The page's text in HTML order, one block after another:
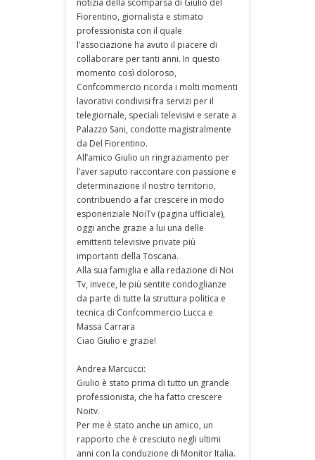
Fiorentino, giornalista e stimato
professionista con il quale
l’associazione ha avuto il piacere di
collaborare per tanti anni. In questo
momento così doloroso,
Confcommercio ricorda i molti momenti
lavorativi condivisi fra servizi per il
telegiornale, speciali televisivi e serate a
Palazzo Sani, condotte magistralmente
da Del Fiorentino.
All’amico Giulio un ringraziamento per
l’aver saputo raccontare con passione e
determinazione il nostro territorio,
contribuendo a far crescere in modo
esponenziale NoiTv (pagina ufficiale),
oggi anche grazie a lui una delle
emittenti televisive private più
importanti della Toscana.
Alla sua famiglia e alla redazione di Noi
Tv, invece, le più sentite condoglianze
da parte di tutte la struttura politica e
tecnica di Confcommercio Lucca e
Massa Carrara
Ciao Giulio e grazie!
Andrea Marcucci:
Giulio è stato prima di tutto un grande
professionista, che ha fatto crescere
Noitv.
Per me è stato anche un amico, un
rapporto che è cresciuto negli ultimi
anni con la conduzione di Monitor Italia.